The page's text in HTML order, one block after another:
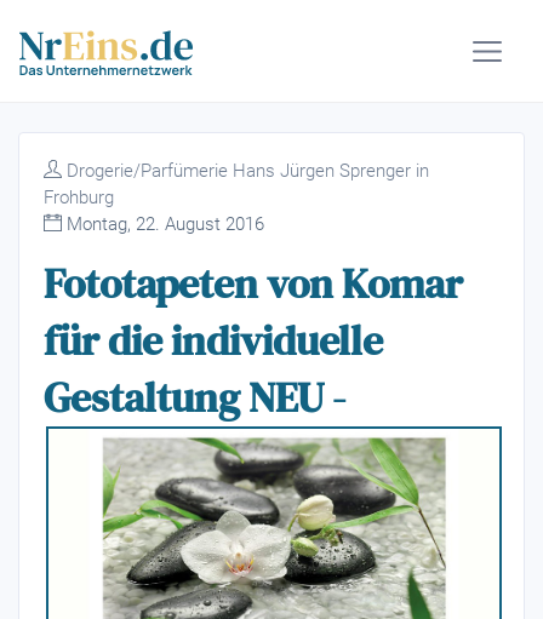
Drogerie/Parfümerie Hans Jürgen Sprenger in
Frohburg
Montag, 22. August 2016
Fototapeten von Komar
für die individuelle
Gestaltung NEU -